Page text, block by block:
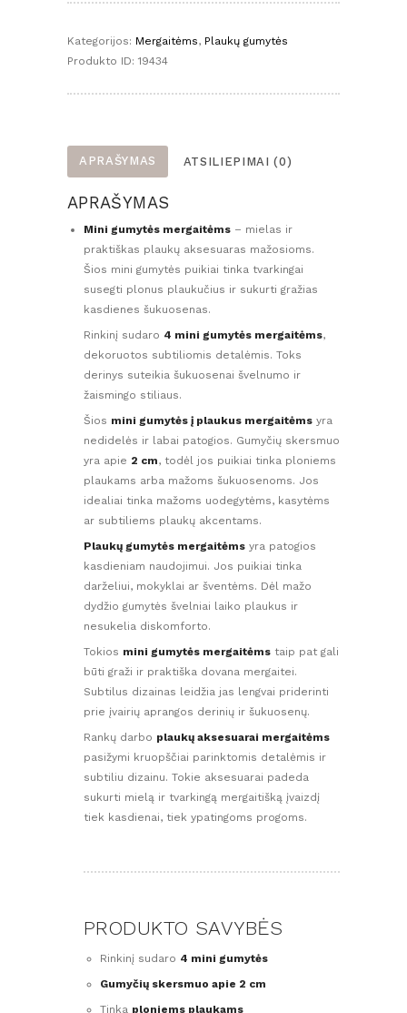
mergaitėms
žiedai
Kategorijos: Mergaitėms, Plaukų gumytės
Produkto ID: 19434
APRAŠYMAS ATSILIEPIMAI (0)
APRAŠYMAS
Mini gumytės mergaitėms – mielas ir
praktiškas plaukų aksesuaras mažosioms.
Šios mini gumytės puikiai tinka tvarkingai
susegti plonus plaukučius ir sukurti gražias
kasdienes šukuosenas.
Rinkinį sudaro 4 mini gumytės mergaitėms,
dekoruotos subtiliomis detalėmis. Toks
derinys suteikia šukuosenai švelnumo ir
žaismingo stiliaus.
Šios mini gumytės į plaukus mergaitėms yra
nedidelės ir labai patogios. Gumyčių skersmuo
yra apie 2 cm, todėl jos puikiai tinka ploniems
plaukams arba mažoms šukuosenoms. Jos
idealiai tinka mažoms uodegytėms, kasytėms
ar subtiliems plaukų akcentams.
Plaukų gumytės mergaitėms yra patogios
kasdieniam naudojimui. Jos puikiai tinka
darželiui, mokyklai ar šventėms. Dėl mažo
dydžio gumytės švelniai laiko plaukus ir
nesukelia diskomforto.
Tokios mini gumytės mergaitėms taip pat gali
būti graži ir praktiška dovana mergaitei.
Subtilus dizainas leidžia jas lengvai priderinti
prie įvairių aprangos derinių ir šukuosenų.
Rankų darbo plaukų aksesuarai mergaitėms
pasižymi kruopščiai parinktomis detalėmis ir
subtiliu dizainu. Tokie aksesuarai padeda
sukurti mielą ir tvarkingą mergaitišką įvaizdį
tiek kasdienai, tiek ypatingoms progoms.
PRODUKTO SAVYBĖS
Rinkinį sudaro 4 mini gumytės
Gumyčių skersmuo apie 2 cm
Tinka ploniems plaukams